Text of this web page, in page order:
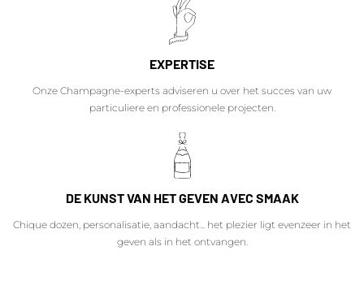
EXPERTISE
Onze Champagne-experts adviseren u over het succes van uw
particuliere en professionele projecten.
DE KUNST VAN HET GEVEN AVEC SMAAK
Chique dozen, personalisatie, aandacht... het plezier ligt evenzeer in het
geven als in het ontvangen.